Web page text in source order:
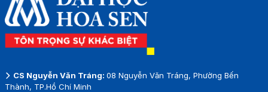
CS Nguyễn Văn Tráng: 08 Nguyễn Văn Tráng, Phường Bến
Thành, TP.Hồ Chí Minh